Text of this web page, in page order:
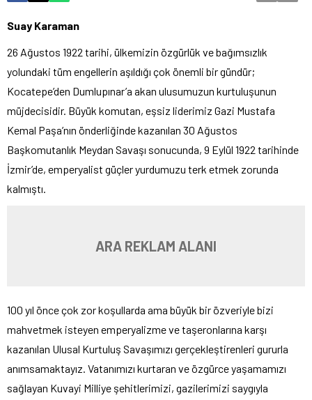
Suay Karaman
26 Ağustos 1922 tarihi, ülkemizin özgürlük ve bağımsızlık
yolundaki tüm engellerin aşıldığı çok önemli bir gündür;
Kocatepe’den Dumlupınar’a akan ulusumuzun kurtuluşunun
müjdecisidir. Büyük komutan, eşsiz liderimiz Gazi Mustafa
Kemal Paşa’nın önderliğinde kazanılan 30 Ağustos
Başkomutanlık Meydan Savaşı sonucunda, 9 Eylül 1922 tarihinde
İzmir’de, emperyalist güçler yurdumuzu terk etmek zorunda
kalmıştı.
ARA REKLAM ALANI
100 yıl önce çok zor koşullarda ama büyük bir özveriyle bizi
mahvetmek isteyen emperyalizme ve taşeronlarına karşı
kazanılan Ulusal Kurtuluş Savaşımızı gerçekleştirenleri gururla
anımsamaktayız. Vatanımızı kurtaran ve özgürce yaşamamızı
sağlayan Kuvayi Milliye şehitlerimizi, gazilerimizi saygıyla